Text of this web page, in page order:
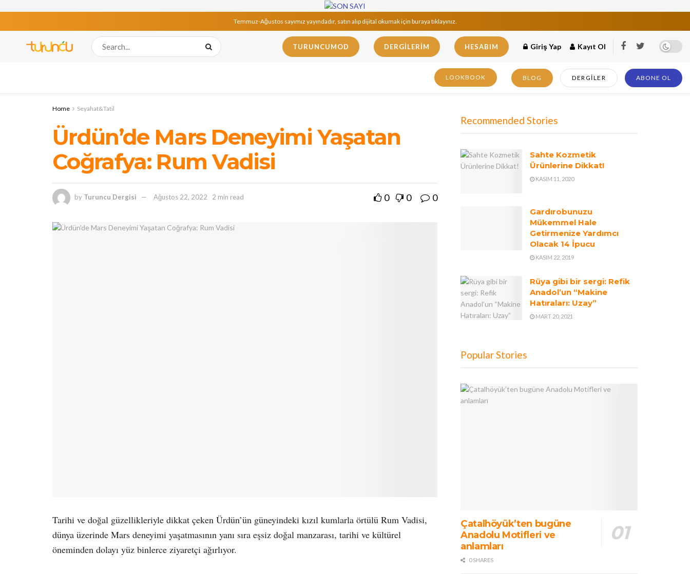
Temmuz-Ağustos sayımız yayındadır, satın alıp dijital okumak için buraya tıklayınız.
TURUNCUMOD DERGILERIM HESABIM Giriş Yap Kayıt Ol
LOOKBOOK BLOG DERGILER ABONE OL
Home Seyahat&Tatil
Ürdün’de Mars Deneyimi Yaşatan
Coğrafya: Rum Vadisi
by Turuncu Dergisi Ağustos 22, 2022 2 min read 0 0 0
Tarihi ve doğal güzellikleriyle dikkat çeken Ürdün’ün güneyindeki kızıl kumlarla örtülü Rum Vadisi,
dünya üzerinde Mars deneyimi yaşatmasının yanı sıra eşsiz doğal manzarası, tarihi ve kültürel
öneminden dolayı yüz binlerce ziyaretçi ağırlıyor.
Recommended Stories
Sahte Kozmetik
Ürünlerine Dikkat!
KASIM 11, 2020
Gardırobunuzu
Mükemmel Hale
Getirmenize Yardımcı
Olacak 14 İpucu
KASIM 22, 2019
Rüya gibi bir sergi: Refik
Anadol’un “Makine
Hatıraları: Uzay”
MART 20, 2021
Popular Stories
Çatalhöyük’ten bugüne
Anadolu Motifleri ve
anlamları
0 SHARES